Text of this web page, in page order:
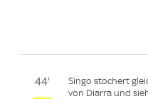
44'
Singo stochert
von Diarra und